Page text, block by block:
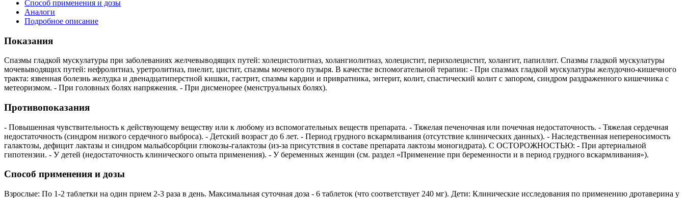
Способ применения и дозы
Аналоги
Подробное описание
Показания
Спазмы гладкой мускулатуры при заболеваниях желчевыводящих путей: холецистолитиаз, холангиолитиаз, холецистит, перихолецистит, холангит, папиллит. Спазмы гладкой мускулатуры
мочевыводящих путей: нефролитиаз, уретролитиаз, пиелит, цистит, спазмы мочевого пузыря. В качестве вспомогательной терапии: - При спазмах гладкой мускулатуры желудочно-кишечного
тракта: язвенная болезнь желудка и двенадцатиперстной кишки, гастрит, спазмы кардии и привратника, энтерит, колит, спастический колит с запором, синдром раздраженного кишечника с
метеоризмом. - При головных болях напряжения. - При дисменорее (менструальных болях).
Противопоказания
- Повышенная чувствительность к действующему веществу или к любому из вспомогательных веществ препарата. - Тяжелая печеночная или почечная недостаточность. - Тяжелая сердечная
недостаточность (синдром низкого сердечного выброса). - Детский возраст до 6 лет. - Период грудного вскармливания (отсутствие клинических данных). - Наследственная непереносимость
галактозы, дефицит лактазы и синдром мальабсорбции глюкозы-галактозы (из-за присутствия в составе препарата лактозы моногидрата). С ОСТОРОЖНОСТЬЮ: - При артериальной
гипотензии. - У детей (недостаточность клинического опыта применения). - У беременных женщин (см. раздел «Применение при беременности и в период грудного вскармливания»).
Способ применения и дозы
Взрослые: По 1-2 таблетки на один прием 2-3 раза в день. Максимальная суточная доза - 6 таблеток (что соответствует 240 мг). Дети: Клинические исследования по применению дротаверина у